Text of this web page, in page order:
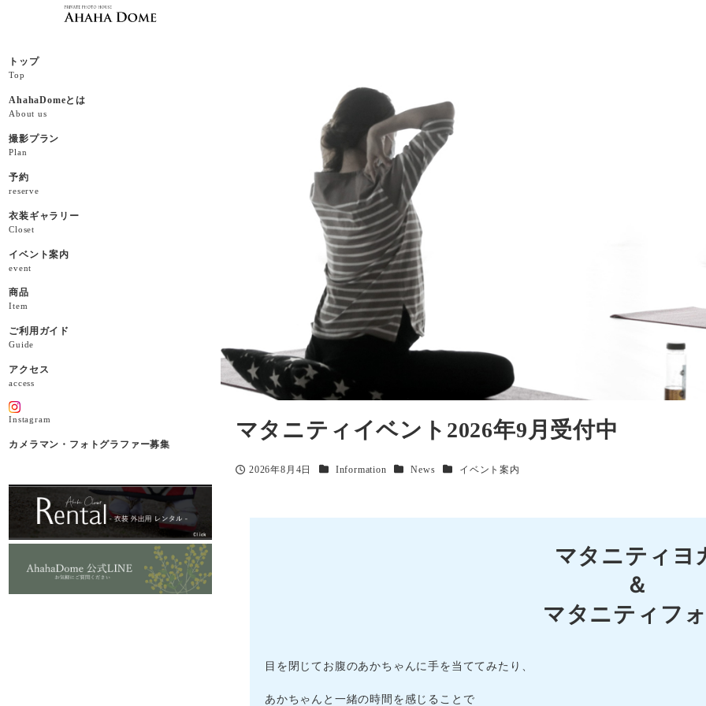
トップ
Top
AhahaDomeとは
About us
撮影プラン
Plan
予約
reserve
衣装ギャラリー
Closet
イベント案内
event
商品
Item
ご利用ガイド
Guide
アクセス
access
Instagram
カメラマン・フォトグラファー募集
マタニティイベント2026年9月受付中
投稿日
2026年8月4日 カテゴリー
Information カテゴリー
News カテゴリー
イベント案内
マタニティヨ
＆
マタニティフ
目を閉じてお腹のあかちゃんに手を当ててみたり、
あかちゃんと一緒の時間を感じることで